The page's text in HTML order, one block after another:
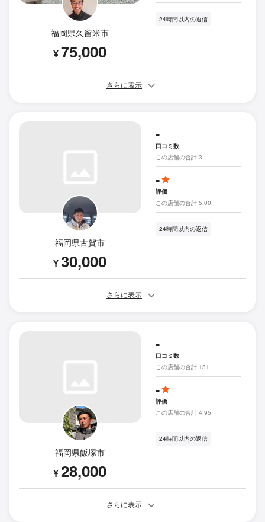
福岡県久留米市
¥75,000
24時間以内の返信
さらに表示
福岡県古賀市
¥30,000
-
口コミ数
この店舗の合計 3
-
評価
この店舗の合計 5.00
24時間以内の返信
さらに表示
福岡県飯塚市
¥28,000
-
口コミ数
この店舗の合計 131
-
評価
この店舗の合計 4.95
24時間以内の返信
さらに表示